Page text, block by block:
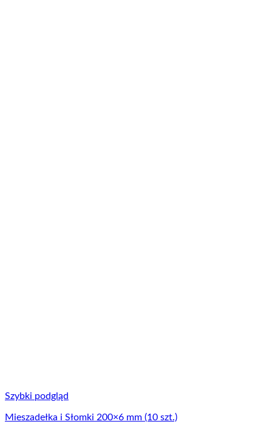
Szybki podgląd
Mieszadełka i Słomki 200×6 mm (10 szt.)